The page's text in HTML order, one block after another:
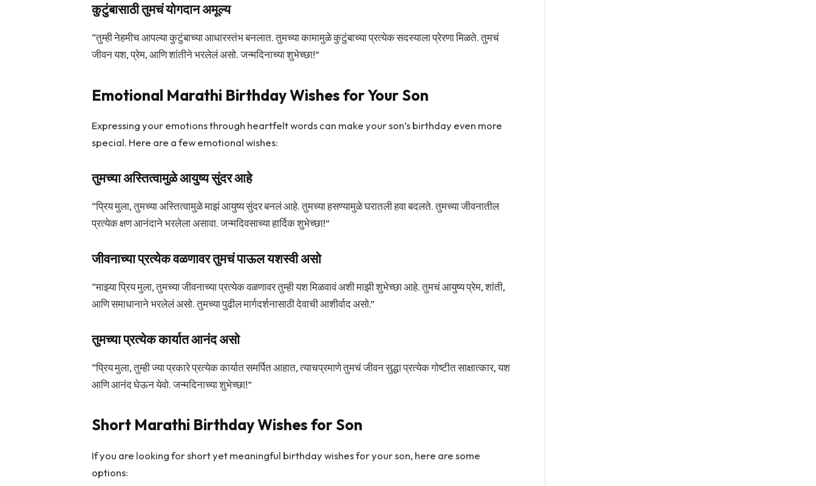
कुटुंबासाठी तुमचं योगदान अमूल्य
“तुम्ही नेहमीच आपल्या कुटुंबाच्या आधारस्तंभ बनलात. तुमच्या कामामुळे कुटुंबाच्या प्रत्येक सदस्याला प्रेरणा मिळते. तुमचं
जीवन यश, प्रेम, आणि शांतीने भरलेलं असो. जन्मदिनाच्या शुभेच्छा!”
Emotional Marathi Birthday Wishes for Your Son
Expressing your emotions through heartfelt words can make your son’s birthday even more
special. Here are a few emotional wishes:
तुमच्या अस्तित्वामुळे आयुष्य सुंदर आहे
“प्रिय मुला, तुमच्या अस्तित्वामुळे माझं आयुष्य सुंदर बनलं आहे. तुमच्या हसण्यामुळे घरातली हवा बदलते. तुमच्या जीवनातील
प्रत्येक क्षण आनंदाने भरलेला असावा. जन्मदिवसाच्या हार्दिक शुभेच्छा!”
जीवनाच्या प्रत्येक वळणावर तुमचं पाऊल यशस्वी असो
“माझ्या प्रिय मुला, तुमच्या जीवनाच्या प्रत्येक वळणावर तुम्ही यश मिळवावं अशी माझी शुभेच्छा आहे. तुमचं आयुष्य प्रेम, शांती,
आणि समाधानाने भरलेलं असो. तुमच्या पुढील मार्गदर्शनासाठी देवाची आशीर्वाद असो.”
तुमच्या प्रत्येक कार्यात आनंद असो
“प्रिय मुला, तुम्ही ज्या प्रकारे प्रत्येक कार्यात समर्पित आहात, त्याचप्रमाणे तुमचं जीवन सुद्धा प्रत्येक गोष्टीत साक्षात्कार, यश
आणि आनंद घेऊन येवो. जन्मदिनाच्या शुभेच्छा!”
Short Marathi Birthday Wishes for Son
If you are looking for short yet meaningful birthday wishes for your son, here are some
options: